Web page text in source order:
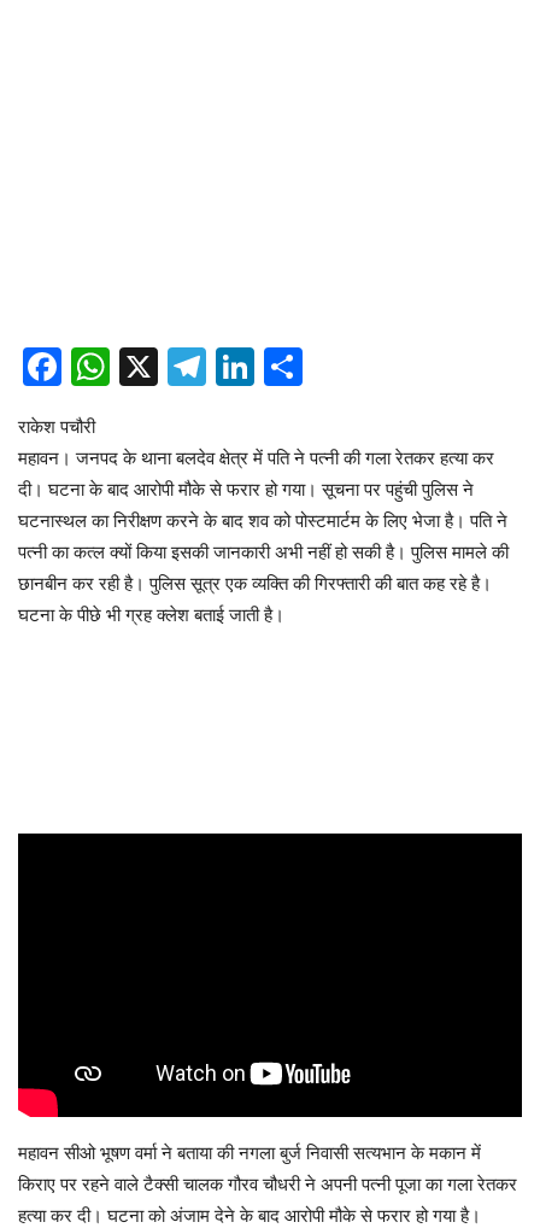
Facebook
WhatsApp
X Telegram
LinkedIn
राकेश पचौरी
महावन। जनपद के थाना बलदेव क्षेत्र में पति ने पत्नी की गला रेतकर हत्या कर
दी। घटना के बाद आरोपी मौके से फरार हो गया। सूचना पर पहुंची पुलिस ने
घटनास्थल का निरीक्षण करने के बाद शव को पोस्टमार्टम के लिए भेजा है। पति ने
पत्नी का कत्ल क्यों किया इसकी जानकारी अभी नहीं हो सकी है। पुलिस मामले की
छानबीन कर रही है। पुलिस सूत्र एक व्यक्ति की गिरफ्तारी की बात कह रहे है।
घटना के पीछे भी ग्रह क्लेश बताई जाती है।
महावन सीओ भूषण वर्मा ने बताया की नगला बुर्ज निवासी सत्यभान के मकान में
किराए पर रहने वाले टैक्सी चालक गौरव चौधरी ने अपनी पत्नी पूजा का गला रेतकर
हत्या कर दी। घटना को अंजाम देने के बाद आरोपी मौके से फरार हो गया है।